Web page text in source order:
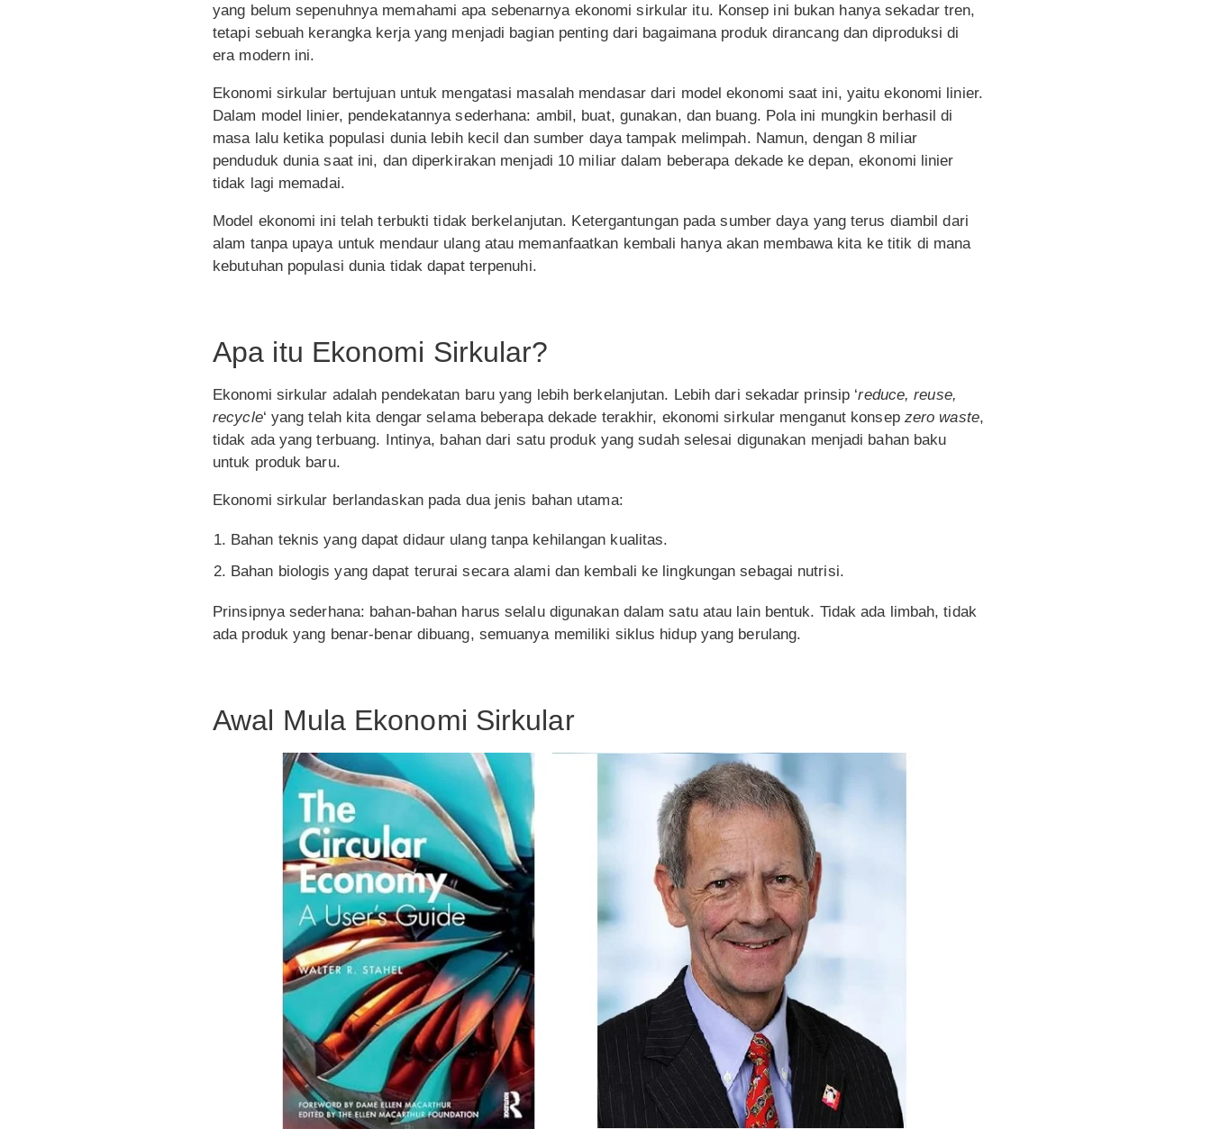
yang belum sepenuhnya memahami apa sebenarnya ekonomi sirkular itu. Konsep ini bukan hanya sekadar tren,
tetapi sebuah kerangka kerja yang menjadi bagian penting dari bagaimana produk dirancang dan diproduksi di
era modern ini.
Ekonomi sirkular bertujuan untuk mengatasi masalah mendasar dari model ekonomi saat ini, yaitu ekonomi linier.
Dalam model linier, pendekatannya sederhana: ambil, buat, gunakan, dan buang. Pola ini mungkin berhasil di
masa lalu ketika populasi dunia lebih kecil dan sumber daya tampak melimpah. Namun, dengan 8 miliar
penduduk dunia saat ini, dan diperkirakan menjadi 10 miliar dalam beberapa dekade ke depan, ekonomi linier
tidak lagi memadai.
Model ekonomi ini telah terbukti tidak berkelanjutan. Ketergantungan pada sumber daya yang terus diambil dari
alam tanpa upaya untuk mendaur ulang atau memanfaatkan kembali hanya akan membawa kita ke titik di mana
kebutuhan populasi dunia tidak dapat terpenuhi.
Apa itu Ekonomi Sirkular?
Ekonomi sirkular adalah pendekatan baru yang lebih berkelanjutan. Lebih dari sekadar prinsip ‘reduce, reuse,
recycle‘ yang telah kita dengar selama beberapa dekade terakhir, ekonomi sirkular menganut konsep zero waste,
tidak ada yang terbuang. Intinya, bahan dari satu produk yang sudah selesai digunakan menjadi bahan baku
untuk produk baru.
Ekonomi sirkular berlandaskan pada dua jenis bahan utama:
Bahan teknis yang dapat didaur ulang tanpa kehilangan kualitas.
Bahan biologis yang dapat terurai secara alami dan kembali ke lingkungan sebagai nutrisi.
Prinsipnya sederhana: bahan-bahan harus selalu digunakan dalam satu atau lain bentuk. Tidak ada limbah, tidak
ada produk yang benar-benar dibuang, semuanya memiliki siklus hidup yang berulang.
Awal Mula Ekonomi Sirkular